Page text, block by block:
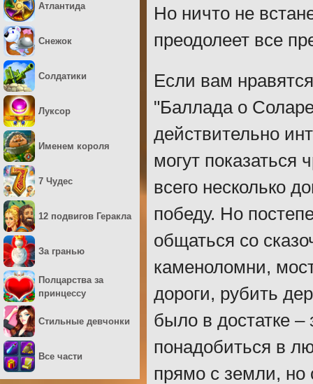
Но ничто не
преодолеет все
Если вам
"Баллада о
действительно
могут
всего несколько
победу. Но
общаться со
каменоломни,
дороги, рубить
было в достатке –
понадобиться в
прямо с земли, но
Атлантида
Снежок
Солдатики
Луксор
Именем короля
7 Чудес
12 подвигов Геракла
За гранью
Полцарства за
принцессу
Стильные девчонки
Все части